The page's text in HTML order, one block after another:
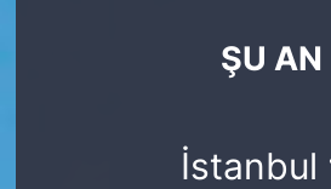
ŞU AN
İstanbul
Haber Arşivi